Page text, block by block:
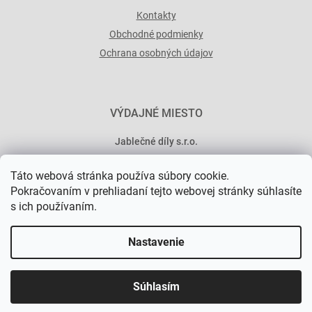
Táto webová stránka používa súbory cookie.
Pokračovaním v prehliadaní tejto webovej stránky súhlasíte
s ich používaním.
Nastavenie
Súhlasím
Kontakty
Obchodné podmienky
Ochrana osobných údajov
VÝDAJNÉ MIESTO
Jablečné díly s.r.o.
101 00 Praha 10
Vytvoril Shoptet Premium
Jablečné díly. Všetky práva vyhradené.